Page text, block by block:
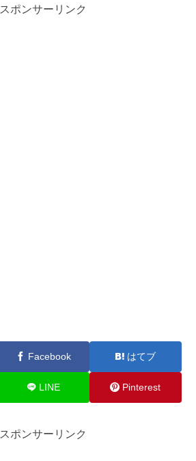
スポンサーリンク
Facebook はてブ
LINE Pinterest
スポンサーリンク